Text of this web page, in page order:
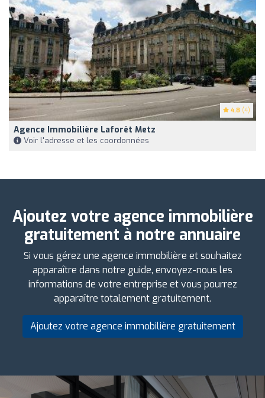
4.8 (4)
Agence Immobilière Laforêt Metz
Voir l'adresse et les coordonnées
Ajoutez votre agence immobilière
gratuitement à notre annuaire
Si vous gérez une agence immobilière et souhaitez
apparaître dans notre guide, envoyez-nous les
informations de votre entreprise et vous pourrez
apparaître totalement gratuitement.
Ajoutez votre agence immobilière gratuitement